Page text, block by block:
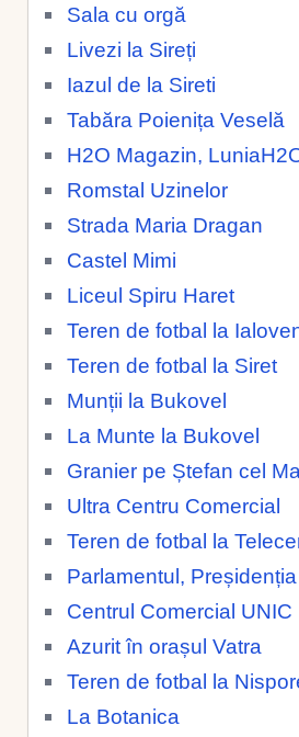
Sala cu orgă
Livezi la Sireți
Iazul de la Sireti
Tabăra Poienița Veselă
H2O Magazin,
Romstal Uzinelor
Strada Maria Dragan
Castel Mimi
Liceul Spiru Haret
Teren de fotbal la
Teren de fotbal la Siret
Munții la Bukovel
La Munte la Bukovel
Granier pe Ștefan cel
Ultra Centru Comercial
Teren de fotbal la
Parlamentul, Preșidenția
Centrul Comercial UNIC
Azurit în orașul Vatra
Teren de fotbal la
La Botanica